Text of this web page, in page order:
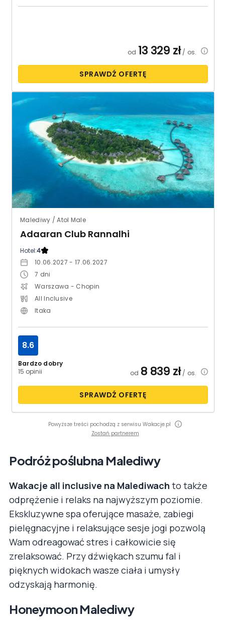
od 13 329 zł/ os.
SPRAWDŹ OFERTĘ
Malediwy / Atol Male
Adaaran Club Rannalhi
Hotel:4
10.06.2027 - 17.06.2027
7 dni
Warszawa - Chopin
All Inclusive
Itaka
Bardzo dobry
15 opinii
8.6
od 8 839 zł/ os.
SPRAWDŹ OFERTĘ
Powyższe treści pochodzą z serwisu Wakacje.pl
Zostań partnerem
Podróż poślubna Malediwy
Wakacje all inclusive na Malediwach to także
odprężenie i relaks na najwyższym poziomie.
Ekskluzywne spa oferujące masaże, zabiegi
pielęgnacyjne i relaksujące sesje jogi pozwolą
Wam odreagować stres i całkowicie się
zrelaksować. Przy dźwiękach szumu fal i
pięknych widokach wasze ciała i umysły
odzyskają harmonię.
Honeymoon Malediwy